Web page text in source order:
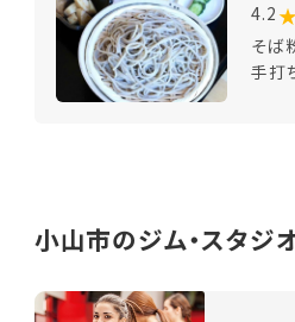
4.2
そば
手打
小山市のジム・スタジ